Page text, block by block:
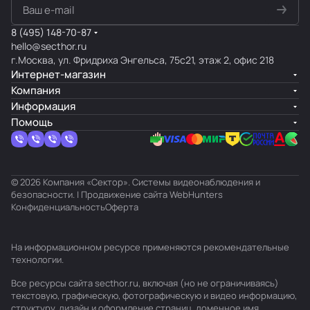
8 (495) 148-70-87
hello@secthor.ru
г.Москва, ул. Фридриха Энгельса, 75с21, этаж 2, офис 218
Интернет-магазин
Компания
Информация
Помощь
© 2026 Компания «Сектор». Системы видеонаблюдения и
безопасности. | Продвижение сайтаWebHunters
КонфиденциальностьОферта
На информационном ресурсе применяются рекомендательные
технологии.
Все ресурсы сайта secthor.ru, включая (но не ограничиваясь)
текстовую, графическую, фотографическую и видео информацию,